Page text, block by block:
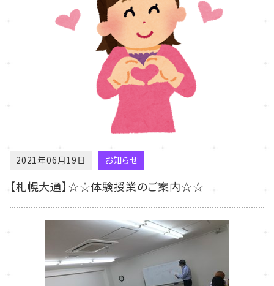
2021年06月19日 お知らせ
【札幌大通】☆☆体験授業のご案内☆☆